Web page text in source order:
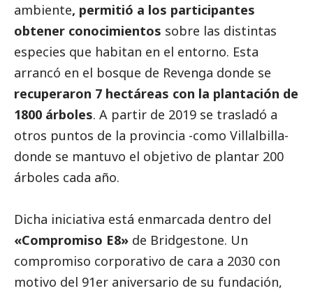
ambiente, permitió a los participantes
obtener conocimientos sobre las distintas
especies que habitan en el entorno. Esta
arrancó en el bosque de Revenga donde se
recuperaron 7 hectáreas con la plantación de
1800 árboles. A partir de 2019 se trasladó a
otros puntos de la provincia -como Villalbilla-
donde se mantuvo el objetivo de plantar 200
árboles cada año.
Dicha iniciativa está enmarcada dentro del
«Compromiso E8» de Bridgestone. Un
compromiso corporativo de cara a 2030 con
motivo del 91er aniversario de su fundación,